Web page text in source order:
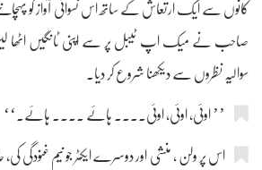
کانوں سے ایک ارتعاش کے ساتھ اس نسوانی آواز کو
صاحب نے میک اپ ٹیبل پر سے اپنی ٹانگیں اٹھا
سوالیہ نظروں سے دیکھنا شروع کر دیا۔
’’ اوئی، اوئی، اوئی.... ہائے .... ہائے۔‘‘
اس پر ولن ، منشی اور دوسرے ایکٹر جو نیم